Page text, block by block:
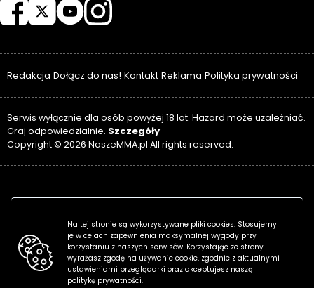
Redakcja Dołącz do nas! Kontakt Reklama Polityka prywatności
Serwis wyłącznie dla osób powyżej 18 lat. Hazard może uzależniać.
Graj odpowiedzialnie. Szczegóły
Copyright © 2026 NaszeMMA.pl All rights reserved.
Na tej stronie są wykorzystywane pliki cookies. Stosujemy
je w celach zapewnienia maksymalnej wygody przy
korzystaniu z naszych serwisów. Korzystając ze strony
wyrażasz zgodę na używanie cookie, zgodnie z aktualnymi
ustawieniami przeglądarki oraz akceptujesz naszą
politykę prywatności.